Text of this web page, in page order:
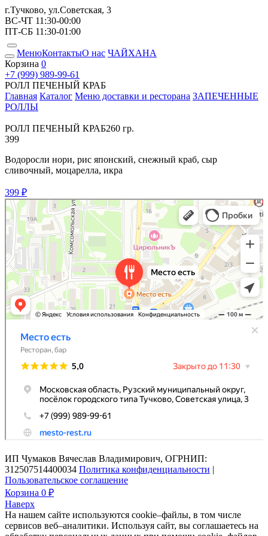
г.Тучково, ул.Советская, 3
ВС-ЧТ 11:30-00:00
ПТ-СБ 11:30-01:00
МенюКонтактыО нас ЧАЙХАНА
Корзина 0
+7 (999) 989-99-61
РОЛЛ ПЕЧЕНЫЙ КРАБ
Главная Каталог Меню доставки и ресторана ЗАПЕЧЕННЫЕ
РОЛЛЫ
РОЛЛ ПЕЧЕНЫЙ КРАБ260 гр.
399
Водоросли нори, рис японский, снежный краб, сыр
сливочный, моцарелла, икра
399 ₽
Место Есть
Ресторан в Москве и Московской области
ИП Чумаков Вячеслав Владимирович, ОГРНИП:
312507514400034 Политика конфиденциальности |
Пользовательское соглашение
Корзина 0 ₽
Наверх
На нашем сайте используются cookie–файлы, в том числе
сервисов веб–аналитики. Используя сайт, вы соглашаетесь на